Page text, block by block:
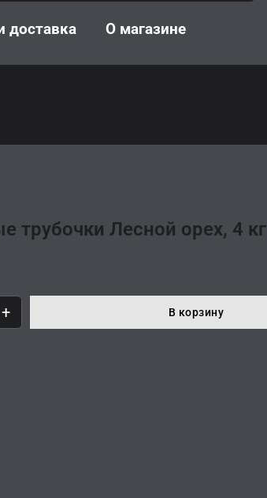
доставка О магазине
трубочки Лесной орех, 4 кг
+ В корзину